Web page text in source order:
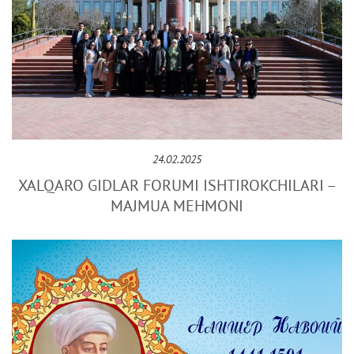
24.02.2025
XALQARO GIDLAR FORUMI ISHTIROKCHILARI –
MAJMUA MЕHMONI